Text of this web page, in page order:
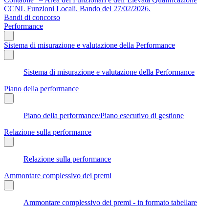
CCNL Funzioni Locali. Bando del 27/02/2026.
Bandi di concorso
Performance
Sistema di misurazione e valutazione della Performance
Sistema di misurazione e valutazione della Performance
Piano della performance
Piano della performance/Piano esecutivo di gestione
Relazione sulla performance
Relazione sulla performance
Ammontare complessivo dei premi
Ammontare complessivo dei premi - in formato tabellare